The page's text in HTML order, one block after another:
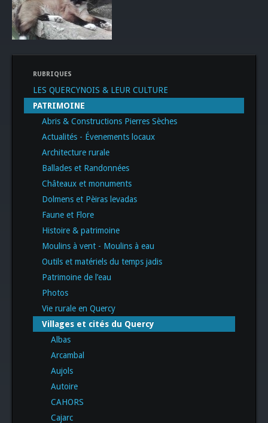
RUBRIQUES
LES QUERCYNOIS & LEUR CULTURE
PATRIMOINE
Abris & Constructions Pierres Sèches
Actualités - Évenements locaux
Architecture rurale
Ballades et Randonnées
Châteaux et monuments
Dolmens et Pèiras levadas
Faune et Flore
Histoire & patrimoine
Moulins à vent - Moulins à eau
Outils et matériels du temps jadis
Patrimoine de l’eau
Photos
Vie rurale en Quercy
Villages et cités du Quercy
Albas
Arcambal
Aujols
Autoire
CAHORS
Cajarc